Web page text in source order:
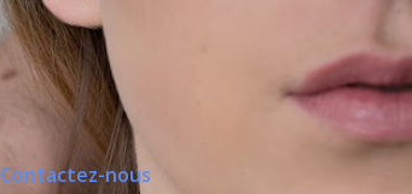
Contactez-nous